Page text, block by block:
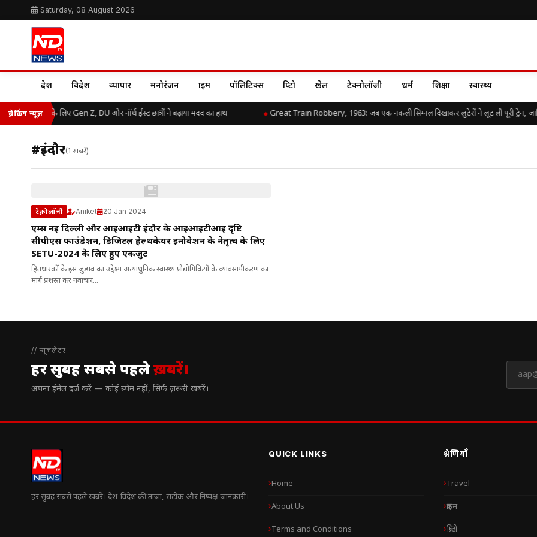
Saturday, 08 August 2026
देश विदेश व्यापार मनोरंजन क्राइम पॉलिटिक्स क्रिप्टो खेल टेक्नोलॉजी धर्म शिक्षा स्वास्थ्य
ब्रेकिंग न्यूज़
असम बाढ़ राहत के लिए Gen Z, DU और नॉर्थ ईस्ट छात्रों ने बढ़ाया मदद का हाथ Great Train Robbery, 1963: जब एक नकली सिग्नल दिखाकर लुटेरों ने लूट ली पूरी ट्रेन,
#इंदौर(1 खबरें)
टेक्नोलॉजी Aniket 20 Jan 2024
एम्स नई दिल्ली और आईआईटी इंदौर के आईआईटीआई दृष्टि
सीपीएस फाउंडेशन, डिजिटल हेल्थकेयर इनोवेशन के नेतृत्व के लिए
SETU-2024 के लिए हुए एकजुट
हितधारकों के इस जुड़ाव का उद्देश्य अत्याधुनिक स्वास्थ्य प्रौद्योगिकियों के व्यावसायीकरण का
मार्ग प्रशस्त कर नवाचार...
// न्यूज़लेटर
हर सुबह सबसे पहलेख़बरें।
अपना ईमेल दर्ज करें — कोई स्पैम नहीं, सिर्फ ज़रूरी खबरें।
हर सुबह सबसे पहले खबरें। देश-विदेश की ताज़ा, सटीक और निष्पक्ष जानकारी।
QUICK LINKS
Home
About Us
Terms and Conditions
श्रेणियाँ
Travel
क्राइम
क्रिप्टो